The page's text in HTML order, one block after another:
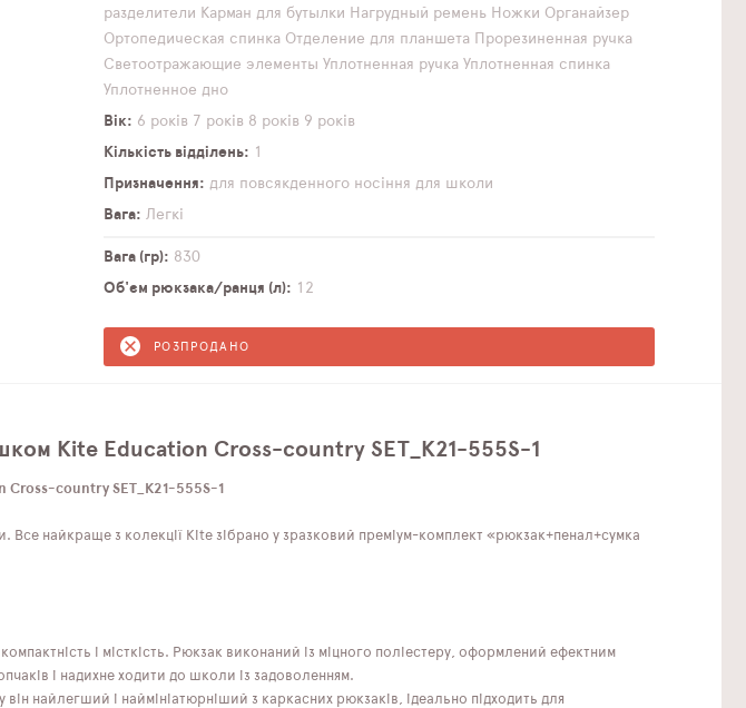
разделители Карман для бутылки Нагрудный ремень Ножки Органайзер
Ортопедическая спинка Отделение для планшета
Прорезиненная ручка
Светоотражающие элементы Уплотненная ручка Уплотненная спинка
Уплотненное дно
Вік
6 років 7 років 8 років 9 років
Кількість відділень
1
Призначення
для повсякденного носіння для школи
Вага
Легкі
Вага (гр)
830
Об'єм рюкзака/ранця (л)
12
РОЗПРОДАНО
Kite Education Cross-country SET_K21-555S-1
Cross-country SET_K21-555S-1
Все найкраще з колекції Kite зібрано у зразковий преміум-комплект «рюкзак+пенал+сумка
і місткість. Рюкзак виконаний із міцного поліестеру, оформлений ефектним
і надихне ходити до школи із задоволенням.
найлегший і наймініатюрніший з каркасних рюкзаків, ідеально підходить для